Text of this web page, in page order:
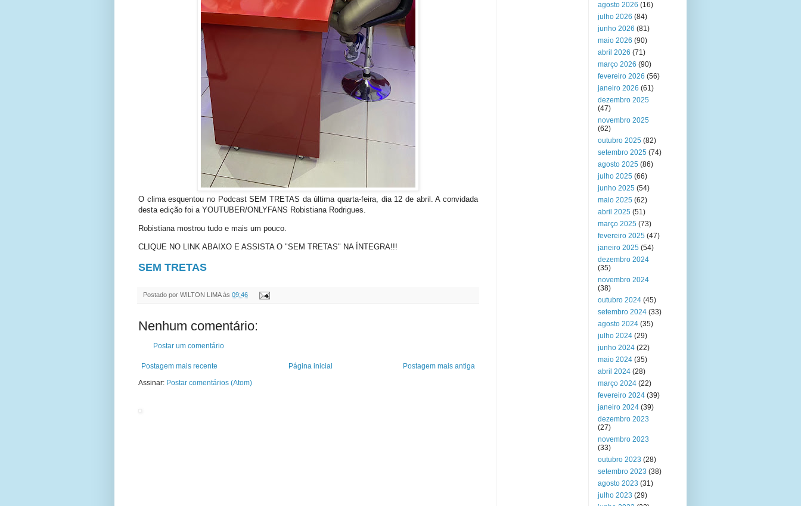
O clima esquentou no Podcast SEM TRETAS da última quarta-feira, dia 12 de abril. A convidada
desta edição foi a YOUTUBER/ONLYFANS Robistiana Rodrigues.
Robistiana mostrou tudo e mais um pouco.
CLIQUE NO LINK ABAIXO E ASSISTA O "SEM TRETAS" NA ÍNTEGRA!!!
SEM TRETAS
Postado por WILTON LIMA às 09:46
Nenhum comentário:
Postar um comentário
Postagem mais recente Postagem mais antiga
Página inicial
Assinar: Postar comentários (Atom)
agosto 2026 (16)
julho 2026 (84)
junho 2026 (81)
maio 2026 (90)
abril 2026 (71)
março 2026 (90)
fevereiro 2026 (56)
janeiro 2026 (61)
dezembro 2025
(47)
novembro 2025
(62)
outubro 2025 (82)
setembro 2025 (74)
agosto 2025 (86)
julho 2025 (66)
junho 2025 (54)
maio 2025 (62)
abril 2025 (51)
março 2025 (73)
fevereiro 2025 (47)
janeiro 2025 (54)
dezembro 2024
(35)
novembro 2024
(38)
outubro 2024 (45)
setembro 2024 (33)
agosto 2024 (35)
julho 2024 (29)
junho 2024 (22)
maio 2024 (35)
abril 2024 (28)
março 2024 (22)
fevereiro 2024 (39)
janeiro 2024 (39)
dezembro 2023
(27)
novembro 2023
(33)
outubro 2023 (28)
setembro 2023 (38)
agosto 2023 (31)
julho 2023 (29)